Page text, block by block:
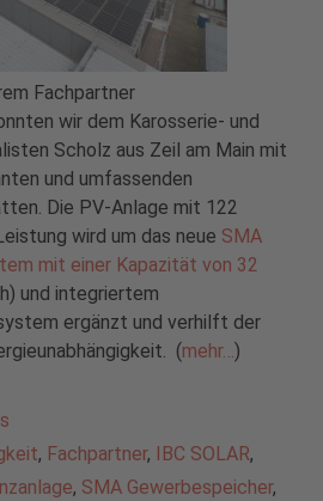
Fachpartner
wir dem Karosserie- und
Scholz aus Zeil am Main mit
und umfassenden
Die PV-Anlage mit 122
wird um das neue SMA
mit einer Kapazität von 32
und integriertem
ergänzt und verhilft der
(mehr…)
, Fachpartner, IBC SOLAR,
, SMA Gewerbespeicher,